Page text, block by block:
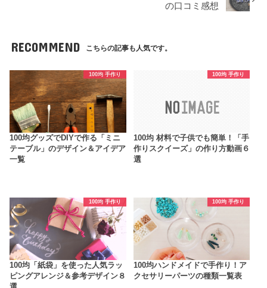
の口コミ感想
RECOMMEND こちらの記事も人気です。
100均 手作り
100均グッズでDIYで作る「ミニ
テーブル」のデザイン＆アイデア
一覧
100均 手作り
100均 材料で子供でも簡単！「手
作りスクイーズ」の作り方動画６
選
100均 手作り
100均「紙袋」を使った人気ラッ
ピングアレンジ＆参考デザイン８
100均 手作り
100均ハンドメイドで手作り！ア
クセサリーパーツの種類一覧表